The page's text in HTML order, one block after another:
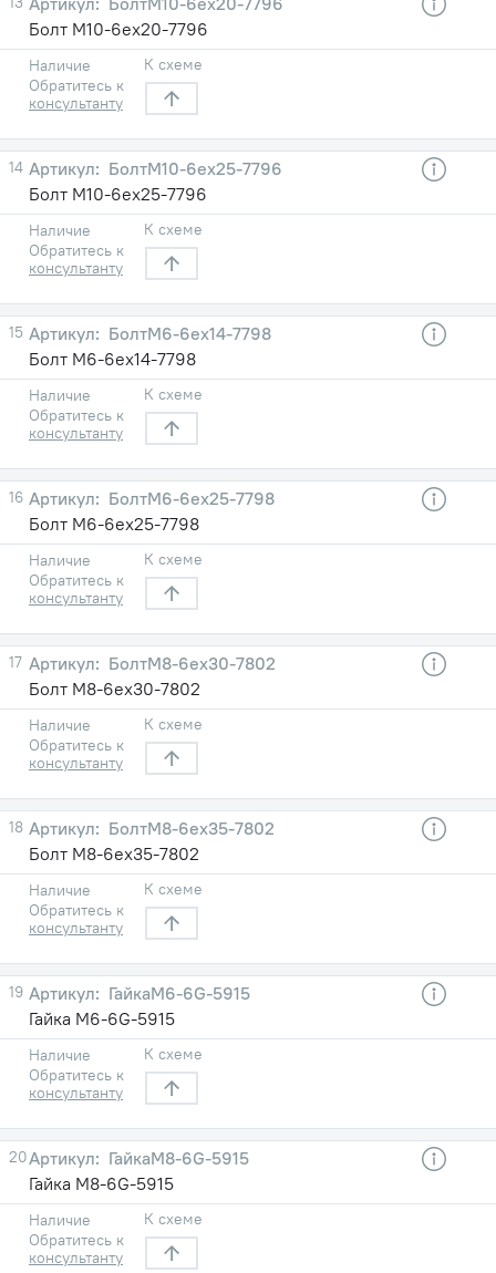
Болт М10-6ех20-7796
Наличие
Обратитесь к
консультанту
К схеме
14
БолтМ10-6ех25-7796
Болт М10-6ех25-7796
Наличие
Обратитесь к
консультанту
К схеме
15
БолтМ6-6ех14-7798
Болт М6-6ех14-7798
Наличие
Обратитесь к
консультанту
К схеме
16
БолтМ6-6ех25-7798
Болт М6-6ех25-7798
Наличие
Обратитесь к
консультанту
К схеме
17
БолтМ8-6ех30-7802
Болт М8-6ех30-7802
Наличие
Обратитесь к
консультанту
К схеме
18
БолтМ8-6ех35-7802
Болт М8-6ех35-7802
Наличие
Обратитесь к
консультанту
К схеме
19
ГайкаМ6-6G-5915
Гайка М6-6G-5915
Наличие
Обратитесь к
консультанту
К схеме
20
ГайкаМ8-6G-5915
Гайка М8-6G-5915
Наличие
Обратитесь к
консультанту
К схеме